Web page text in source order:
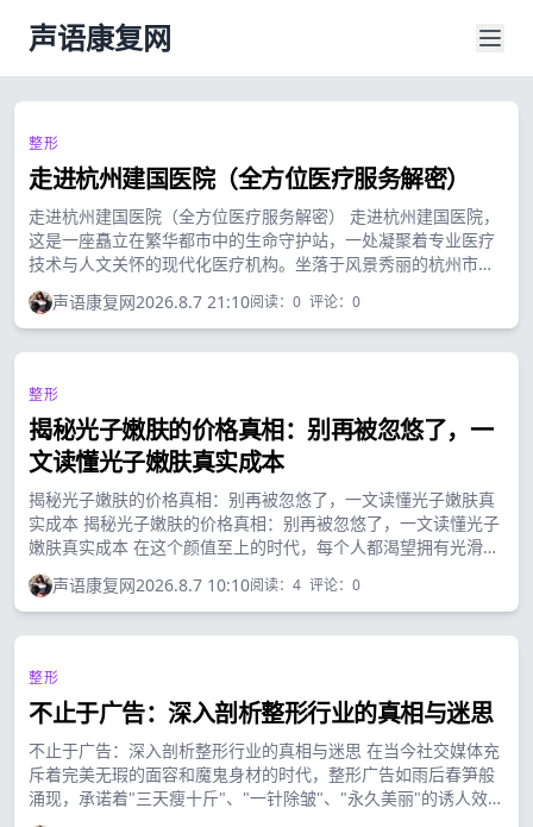
声语康复网
整形
走进杭州建国医院（全方位医疗服务解密）
走进杭州建国医院（全方位医疗服务解密） 走进杭州建国医院，
这是一座矗立在繁华都市中的生命守护站，一处凝聚着专业医疗
技术与人文关怀的现代化医疗机构。坐落于风景秀丽的杭州市，
建国医院凭借其优质的服务和精湛的医疗技术，成为了当地居民
心目中值得信赖的健康港湾。...
声语康复网2026.8.7 21:10阅读： 0 评论： 0
整形
揭秘光子嫩肤的价格真相：别再被忽悠了，一
文读懂光子嫩肤真实成本
揭秘光子嫩肤的价格真相：别再被忽悠了，一文读懂光子嫩肤真
实成本 揭秘光子嫩肤的价格真相：别再被忽悠了，一文读懂光子
嫩肤真实成本 在这个颜值至上的时代，每个人都渴望拥有光滑无
瑕的肌肤。光子嫩肤作为一种广受欢迎的美肤项目，以其温和有
效的特点赢得了众多爱美人士的青睐。...
声语康复网2026.8.7 10:10阅读： 4 评论： 0
整形
不止于广告：深入剖析整形行业的真相与迷思
不止于广告：深入剖析整形行业的真相与迷思 在当今社交媒体充
斥着完美无瑕的面容和魔鬼身材的时代，整形广告如雨后春笋般
涌现，承诺着"三天瘦十斤"、"一针除皱"、"永久美丽"的诱人效
果。打开手机，各种整形机构铺天盖地的广告映入眼帘，明星代